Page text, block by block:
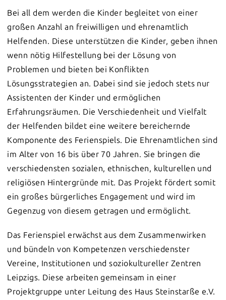
Bei all dem werden die Kinder begleitet von einer
großen Anzahl an freiwilligen und ehrenamtlich
Helfenden. Diese unterstützen die Kinder, geben ihnen
wenn nötig Hilfestellung bei der Lösung von
Problemen und bieten bei Konflikten
Lösungsstrategien an. Dabei sind sie jedoch stets nur
Assistenten der Kinder und ermöglichen
Erfahrungsräumen. Die Verschiedenheit und Vielfalt
der Helfenden bildet eine weitere bereichernde
Komponente des Ferienspiels. Die Ehrenamtlichen sind
im Alter von 16 bis über 70 Jahren. Sie bringen die
verschiedensten sozialen, ethnischen, kulturellen und
religiösen Hintergründe mit. Das Projekt fördert somit
ein großes bürgerliches Engagement und wird im
Gegenzug von diesem getragen und ermöglicht.
Das Ferienspiel erwächst aus dem Zusammenwirken
und bündeln von Kompetenzen verschiedenster
Vereine, Institutionen und soziokultureller Zentren
Leipzigs. Diese arbeiten gemeinsam in einer
Projektgruppe unter Leitung des Haus Steinstarße e.V.